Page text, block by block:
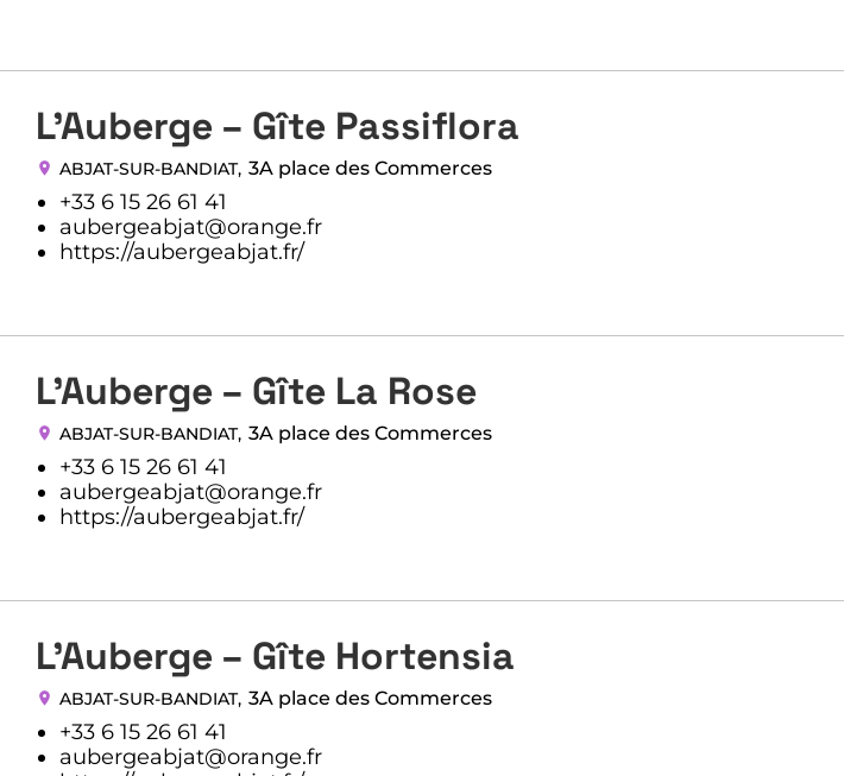
L’Auberge – Gîte Passiflora
ABJAT-SUR-BANDIAT, 3A place des Commerces
+33 6 15 26 61 41
aubergeabjat@orange.fr
https://aubergeabjat.fr/
L’Auberge – Gîte La Rose
ABJAT-SUR-BANDIAT, 3A place des Commerces
+33 6 15 26 61 41
aubergeabjat@orange.fr
https://aubergeabjat.fr/
L’Auberge – Gîte Hortensia
ABJAT-SUR-BANDIAT, 3A place des Commerces
+33 6 15 26 61 41
aubergeabjat@orange.fr